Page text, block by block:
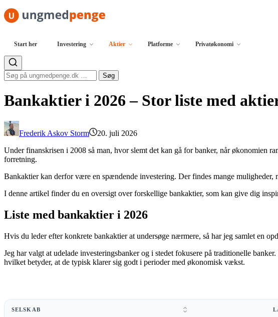
Spring til indhold
Start her Investering Aktier Platforme Privatøkonomi
Søg efter: Søg
Bankaktier i 2026 – Stor liste med
Frederik Askov Storm
20. juli 2026
Under finanskrisen i 2008 så man, hvor slemt det kan gå for banker, når økonomien
forretning.
Bankaktier kan derfor være en spændende investering. Der findes mange
I denne artikel finder du en oversigt over forskellige bankaktier, som kan give dig
Liste med bankaktier i 2026
Hvis du leder efter konkrete bankaktier at undersøge nærmere, så har jeg samlet en
Jeg har valgt at udelade investeringsbanker og i stedet fokusere på traditionelle
hvilket betyder, at de typisk klarer sig godt i perioder med økonomisk vækst.
SELSKAB